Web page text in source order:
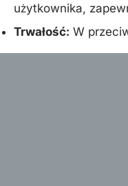
użytkownika,
Trwałość: W